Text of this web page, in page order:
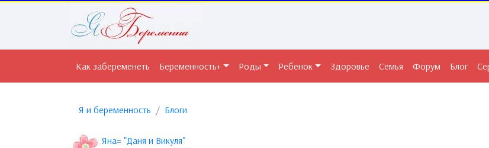
Как забеременеть Беременность+ Роды Ребенок Здоровье Семья Форум Блог
Я и беременность Блоги
Яна= "Даня и Викуля"